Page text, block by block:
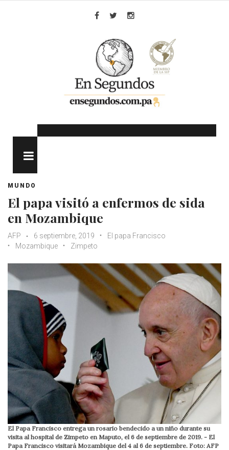
MUNDO
El papa visitó a enfermos de sida
en Mozambique
AFP 6 septiembre, 2019
El papa Francisco
Mozambique
Zimpeto
El Papa Francisco entrega un rosario bendecido a un niño durante su
visita al hospital de Zimpeto en Maputo, el 6 de septiembre de 2019. - El
Papa Francisco visitará Mozambique del 4 al 6 de septiembre. Foto: AFP